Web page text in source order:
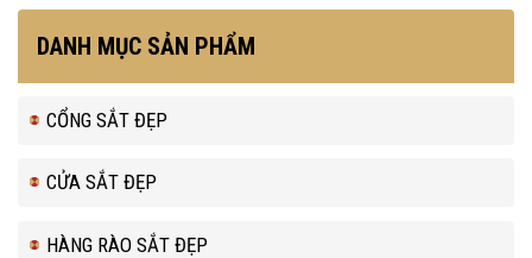
DANH MỤC SẢN PHẨM
CỔNG SẮT ĐẸP
CỬA SẮT ĐẸP
HÀNG RÀO SẮT ĐẸP